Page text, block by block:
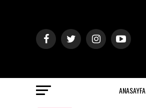
ANASAYFA